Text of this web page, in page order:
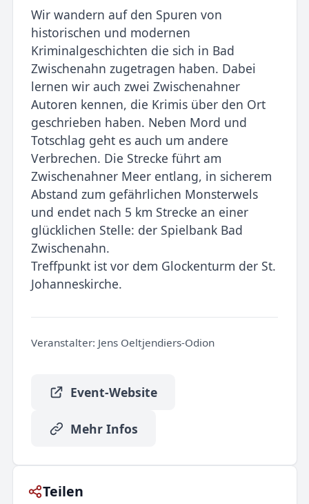
Wir wandern auf den Spuren von
historischen und modernen
Kriminalgeschichten die sich in Bad
Zwischenahn zugetragen haben. Dabei
lernen wir auch zwei Zwischenahner
Autoren kennen, die Krimis über den Ort
geschrieben haben. Neben Mord und
Totschlag geht es auch um andere
Verbrechen. Die Strecke führt am
Zwischenahner Meer entlang, in sicherem
Abstand zum gefährlichen Monsterwels
und endet nach 5 km Strecke an einer
glücklichen Stelle: der Spielbank Bad
Zwischenahn.
Treffpunkt ist vor dem Glockenturm der St.
Johanneskirche.
Veranstalter: Jens Oeltjendiers-Odion
Event-Website
Mehr Infos
Teilen